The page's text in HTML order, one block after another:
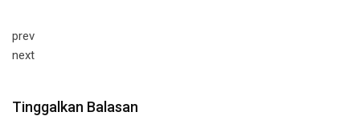
prev
next
Tinggalkan Balasan